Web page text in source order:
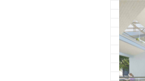
卒業
2025